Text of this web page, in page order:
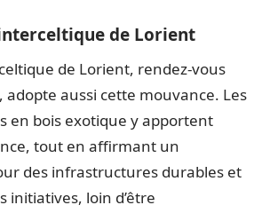
de Lorient
de Lorient, rendez-vous
aussi cette mouvance. Les
en bois exotique y apportent
tout en affirmant un
des infrastructures durables et
initiatives, loin d’être